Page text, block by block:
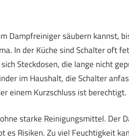
Dampfreiniger säubern kannst,
In der Küche sind Schalter oft
Steckdosen, die lange nicht
im Haushalt, die Schalter
einem Kurzschluss ist berechtigt.
starke Reinigungsmittel. Der
es Risiken. Zu viel Feuchtigkeit